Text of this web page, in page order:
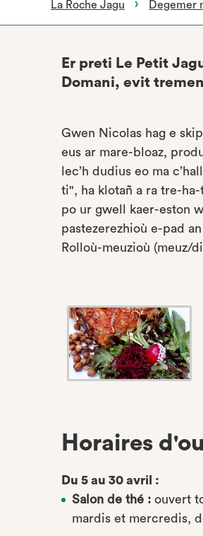
La Roche Jagu Degemer
Er preti Le Petit
Domani, evit
Gwen Nicolas hag e
eus ar mare-bloaz,
lec’h dudius eo ma
ti", ha klotañ a ra tre-ha-
po ur gwell kaer-eston
pastezerezhioù e-pad
Rolloù-meuzioù (meuz/
Horaires
Du 5 au 30 avril :
Salon de thé : ouvert
mardis et mercredis,